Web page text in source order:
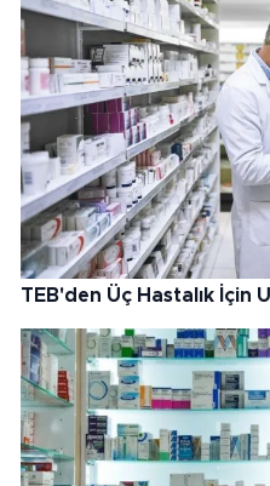
TEB'den Üç Hastalık İçin